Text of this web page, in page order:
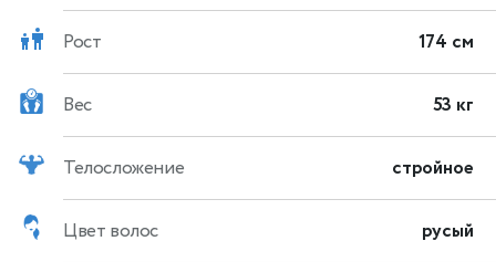
Рост 174 см
Вес 53 кг
Телосложение стройное
Цвет волос русый